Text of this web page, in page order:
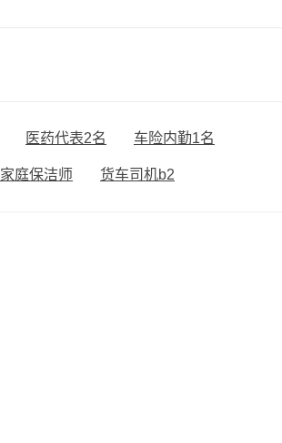
医药代表2名 车险内勤1名
家庭保洁师 货车司机b2